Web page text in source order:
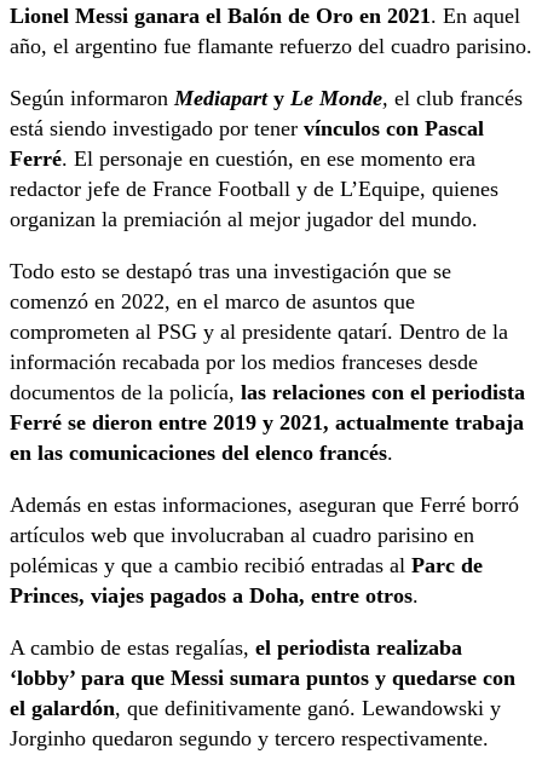
Lionel Messi ganara el Balón de Oro en 2021. En aquel
año, el argentino fue flamante refuerzo del cuadro parisino.
Según informaronMediaparty Le Monde, el club francés
está siendo investigado por tener vínculos con Pascal
Ferré. El personaje en cuestión, en ese momento era
redactor jefe de France Football y de L’Equipe, quienes
organizan la premiación al mejor jugador del mundo.
Todo esto se destapó tras una investigación que se
comenzó en 2022, en el marco de asuntos que
comprometen al PSG y al presidente qatarí. Dentro de la
información recabada por los medios franceses desde
documentos de la policía, las relaciones con el periodista
Ferré se dieron entre 2019 y 2021, actualmente trabaja
en las comunicaciones del elenco francés.
Además en estas informaciones, aseguran que Ferré borró
artículos web que involucraban al cuadro parisino en
polémicas y que a cambio recibió entradas al Parc de
Princes, viajes pagados a Doha, entre otros.
A cambio de estas regalías, el periodista realizaba
‘lobby’ para que Messi sumara puntos y quedarse con
el galardón, que definitivamente ganó. Lewandowski y
Jorginho quedaron segundo y tercero respectivamente.